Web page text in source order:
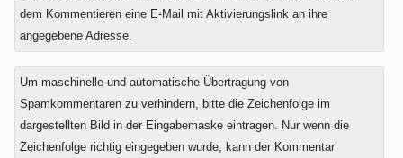
dem Kommentieren eine E-Mail mit Aktivierungslink an ihre
angegebene Adresse.
Um maschinelle und automatische Übertragung von
Spamkommentaren zu verhindern, bitte die Zeichenfolge im
dargestellten Bild in der Eingabemaske eintragen. Nur wenn die
Zeichenfolge richtig eingegeben wurde, kann der Kommentar